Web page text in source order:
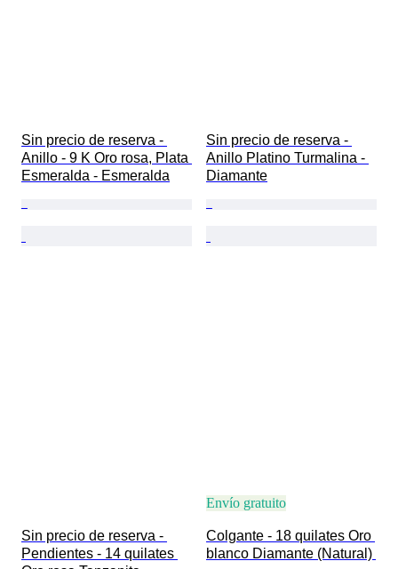
Sin precio de reserva -
Anillo - 9 K Oro rosa, Plata
Esmeralda - Esmeralda
Sin precio de reserva -
Anillo Platino Turmalina -
Diamante
Sin precio de reserva -
Pendientes - 14 quilates
Envío gratuito
Colgante - 18 quilates Oro
blanco Diamante (Natural)